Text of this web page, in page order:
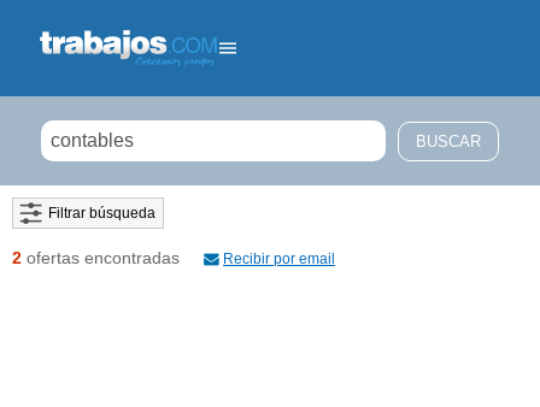
Filtrar búsqueda
2 ofertas encontradas Recibir por email